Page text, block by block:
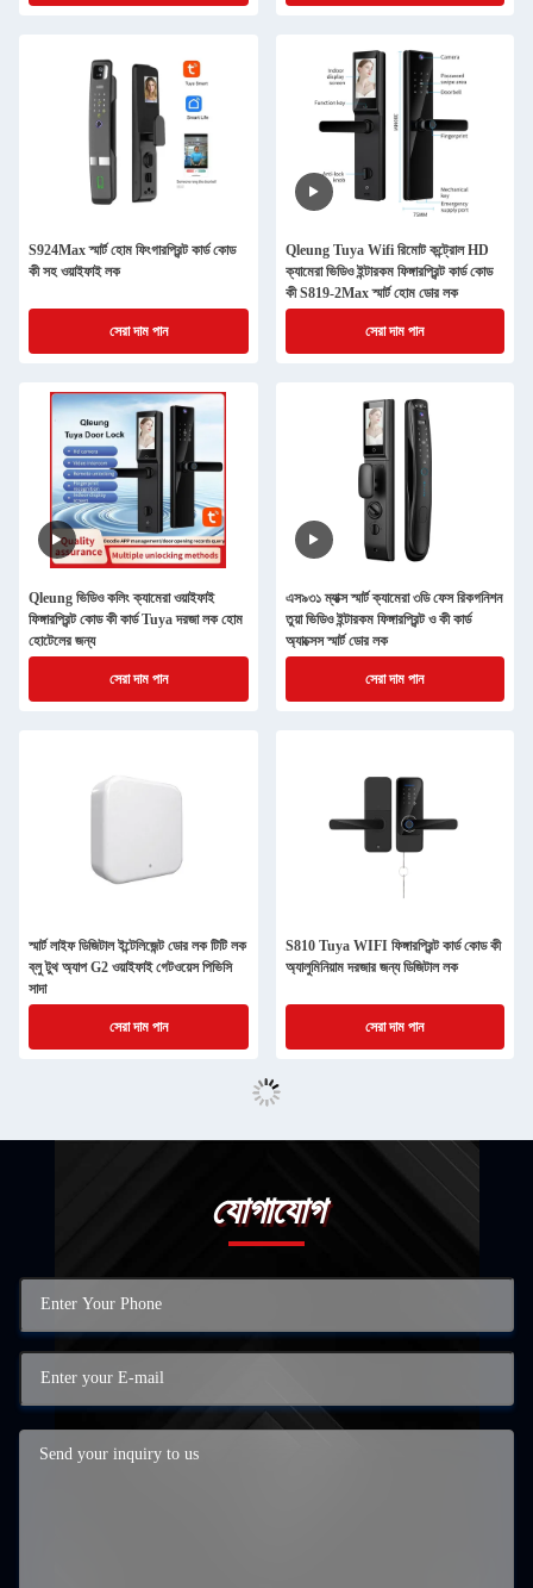
S924Max স্মার্ট হোম ফিংগারপ্রিন্ট কার্ড কোড
কী সহ ওয়াইফাই লক
সেরা দাম পান
Qleung Tuya Wifi রিমোট কন্ট্রোল HD
ক্যামেরা ভিডিও ইন্টারকম ফিঙ্গারপ্রিন্ট কার্ড কোড
কী S819-2Max স্মার্ট হোম ডোর লক
সেরা দাম পান
Qleung ভিডিও কলিং ক্যামেরা ওয়াইফাই
ফিঙ্গারপ্রিন্ট কোড কী কার্ড Tuya দরজা লক হোম
হোটেলের জন্য
সেরা দাম পান
এস৯৩১ ম্যাক্স স্মার্ট ক্যামেরা ৩ডি ফেস রিকগনিশন
তুয়া ভিডিও ইন্টারকম ফিঙ্গারপ্রিন্ট ও কী কার্ড
অ্যাক্সেস স্মার্ট ডোর লক
সেরা দাম পান
স্মার্ট লাইফ ডিজিটাল ইন্টেলিজেন্ট ডোর লক টিটি লক
ব্লু টুথ অ্যাপ G2 ওয়াইফাই গেটওয়েস পিভিসি
সাদা
সেরা দাম পান
S810 Tuya WIFI ফিঙ্গারপ্রিন্ট কার্ড কোড কী
অ্যালুমিনিয়াম দরজার জন্য ডিজিটাল লক
সেরা দাম পান
যোগাযোগ